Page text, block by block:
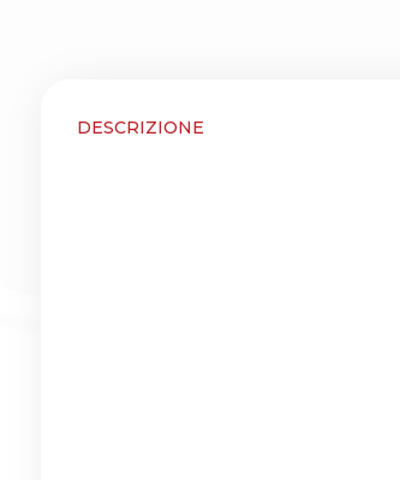
DESCRIZIONE